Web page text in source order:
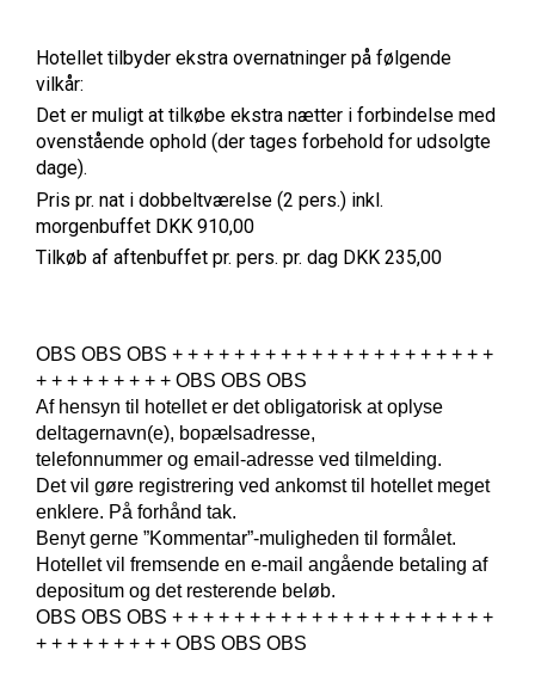
Hotellet tilbyder ekstra overnatninger på følgende
vilkår:
Det er muligt at tilkøbe ekstra nætter i forbindelse med
ovenstående ophold (der tages forbehold for udsolgte
dage).
Pris pr. nat i dobbeltværelse (2 pers.) inkl.
morgenbuffet DKK 910,00
Tilkøb af aftenbuffet pr. pers. pr. dag DKK 235,00
OBS OBS OBS + + + + + + + + + + + + + + + + + + + + +
+ + + + + + + + + OBS OBS OBS
Af hensyn til hotellet er det obligatorisk at oplyse
deltagernavn(e), bopælsadresse,
telefonnummer og email-adresse ved tilmelding.
Det vil gøre registrering ved ankomst til hotellet meget
enklere. På forhånd tak.
Benyt gerne ”Kommentar”-muligheden til formålet.
Hotellet vil fremsende en e-mail angående betaling af
depositum og det resterende beløb.
OBS OBS OBS + + + + + + + + + + + + + + + + + + + + +
+ + + + + + + + + OBS OBS OBS